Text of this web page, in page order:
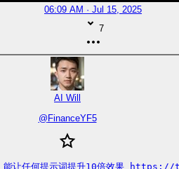
06:09 AM · Jul 15, 2025
7
AI Will
@ FinanceYF5
，能让任何提示词提升10倍效果